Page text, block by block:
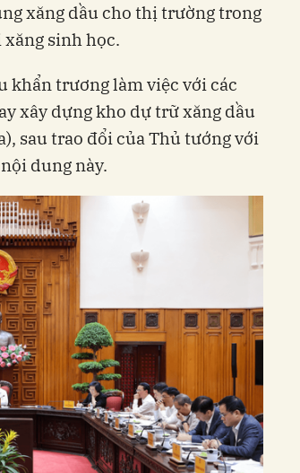
xăng dầu cho thị trường trong
sinh học.
khẩn trương làm việc với các
xây dựng kho dự trữ xăng dầu
sau trao đổi của Thủ tướng với
dung này.